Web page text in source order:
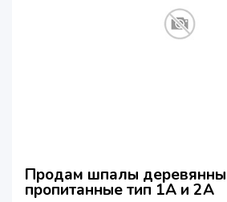
Продам шпалы
пропитанные тип 1А и 2А